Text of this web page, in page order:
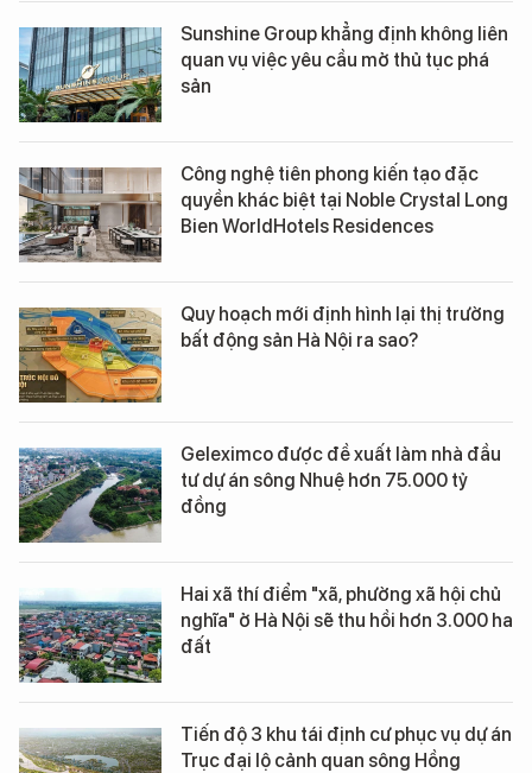
Sunshine Group khẳng định không liên
quan vụ việc yêu cầu mở thủ tục phá
sản
Công nghệ tiên phong kiến tạo đặc
quyền khác biệt tại Noble Crystal Long
Bien WorldHotels Residences
Quy hoạch mới định hình lại thị trường
bất động sản Hà Nội ra sao?
Geleximco được đề xuất làm nhà đầu
tư dự án sông Nhuệ hơn 75.000 tỷ
đồng
Hai xã thí điểm "xã, phường xã hội chủ
nghĩa" ở Hà Nội sẽ thu hồi hơn 3.000 ha
đất
Tiến độ 3 khu tái định cư phục vụ dự án
Trục đại lộ cảnh quan sông Hồng